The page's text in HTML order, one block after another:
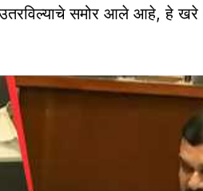
उतरविल्याचे समोर आले आहे, हे